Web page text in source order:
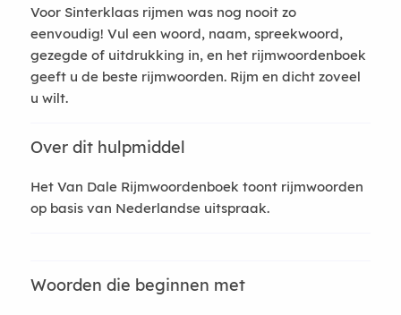
Voor Sinterklaas rijmen was nog nooit zo
eenvoudig! Vul een woord, naam, spreekwoord,
gezegde of uitdrukking in, en het rijmwoordenboek
geeft u de beste rijmwoorden. Rijm en dicht zoveel
u wilt.
Over dit hulpmiddel
Het Van Dale Rijmwoordenboek toont rijmwoorden
op basis van Nederlandse uitspraak.
Woorden die beginnen met